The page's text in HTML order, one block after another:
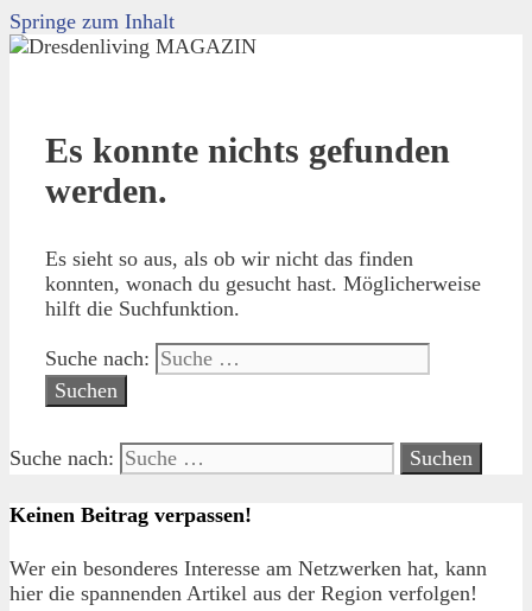
Springe zum Inhalt
Es konnte nichts gefunden
werden.
Es sieht so aus, als ob wir nicht das finden
konnten, wonach du gesucht hast. Möglicherweise
hilft die Suchfunktion.
Suche nach:
Suche nach:
Keinen Beitrag verpassen!
Wer ein besonderes Interesse am Netzwerken hat, kann
hier die spannenden Artikel aus der Region verfolgen!